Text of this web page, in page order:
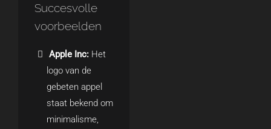
Succesvolle
voorbeelden
Apple Inc: Het
logo van de
gebeten appel
staat bekend om
minimalisme,